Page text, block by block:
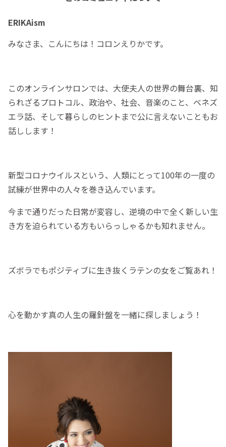
ERIKAism
みなさま、こんにちは！コロンえりかです。
このオンラインサロンでは、大使夫人の世界の舞台裏、知
られざるプロトコル、政治や、社会、音楽のこと、ベネズ
エラ話、そして暮らしのヒントまで公に言えないこともお
話しします！
新型コロナウイルスという、人類にとって100年の一度の
試練が世界中の人々を巻き込んでいます。
今まで通りだった日常が変容し、逆境の中で全く新しい生
き方を迫られている方もいらっしゃるかも知れません。
ズボラでもポジティブに生き抜くラテンの女をご覧あれ！
心を動かす真の人生の羅針盤を一緒に探しましょう！